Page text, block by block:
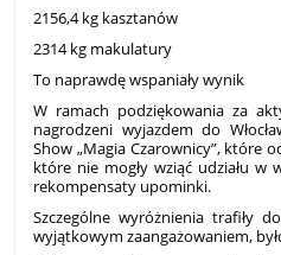
2156,4 kg kasztanów
2314 kg makulatury
To naprawdę wspaniały wynik
W ramach podziękowania za
nagrodzeni wyjazdem do
Show „Magia Czarownicy”, które
które nie mogły wziąć udziału w
rekompensaty upominki.
Szczególne wyróżnienia trafiły
wyjątkowym zaangażowaniem,